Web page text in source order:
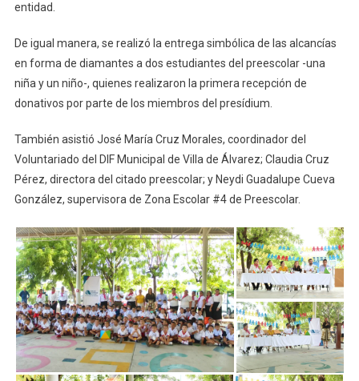
entidad.
De igual manera, se realizó la entrega simbólica de las alcancías
en forma de diamantes a dos estudiantes del preescolar -una
niña y un niño-, quienes realizaron la primera recepción de
donativos por parte de los miembros del presídium.
También asistió José María Cruz Morales, coordinador del
Voluntariado del DIF Municipal de Villa de Álvarez; Claudia Cruz
Pérez, directora del citado preescolar; y Neydi Guadalupe Cueva
González, supervisora de Zona Escolar #4 de Preescolar.